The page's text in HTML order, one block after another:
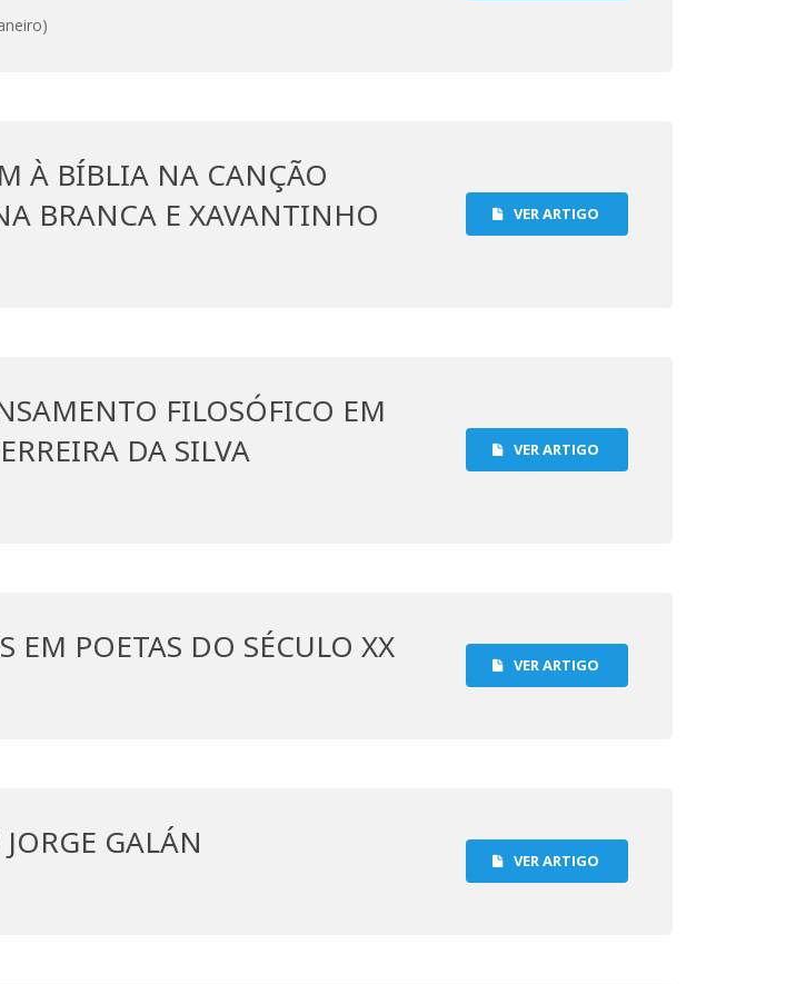
À BÍBLIA NA CANÇÃO
BRANCA E XAVANTINHO
VER ARTIGO
FILOSÓFICO EM
DA SILVA
VER ARTIGO
EM POETAS DO SÉCULO XX VER ARTIGO
GALÁN VER ARTIGO